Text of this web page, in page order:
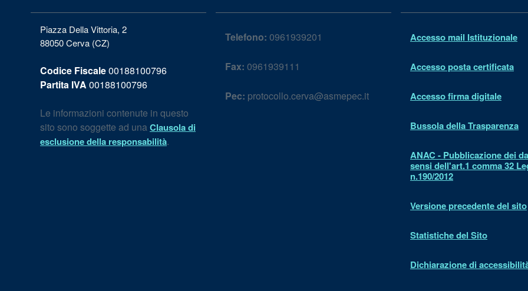
Piazza Della Vittoria, 2
88050 Cerva (CZ)
Codice Fiscale00188100796
Partita IVA 00188100796
Le informazioni contenute in questo
sito sono soggette ad unaClausola di
esclusione della responsabilità.
Telefono: 0961939201
Fax: 0961939111
Pec: protocollo.cerva@asmepec.it
Accesso mail Istituzionale
Accesso posta certificata
Accesso firma digitale
Bussola della Trasparenza
ANAC - Pubblicazione dei
sensi dell'art.1 comma 32
n.190/2012
Versione precedente del sito
Statistiche del Sito
Dichiarazione di